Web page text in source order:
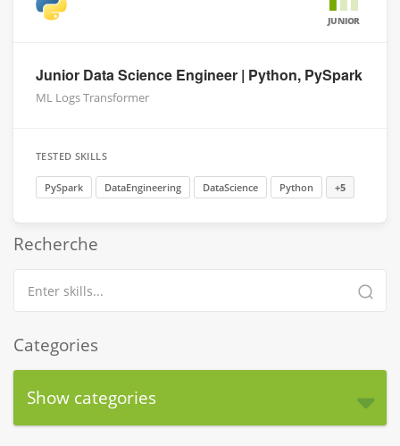
JUNIOR
Junior Data Science Engineer | Python, PySpark
ML Logs Transformer
TESTED SKILLS
PySpark DataEngineering DataScience Python +5
Recherche
Categories
Show categories